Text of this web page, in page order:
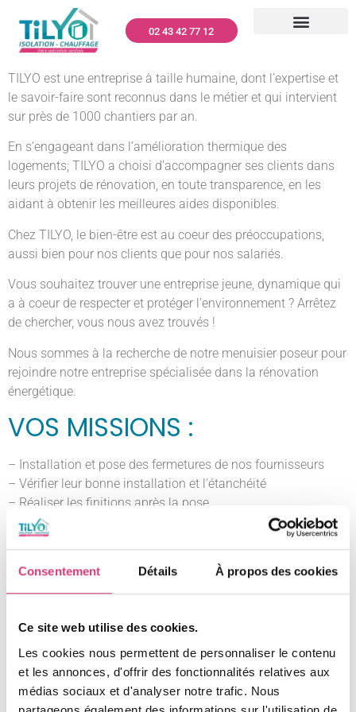
Consentement Détails À propos des cookies
Ce site web utilise des cookies.
Les cookies nous permettent de personnaliser le contenu
et les annonces, d'offrir des fonctionnalités relatives aux
médias sociaux et d'analyser notre trafic. Nous
02 43 42 77 12
TILYO est une entreprise à taille humaine, dont l’expertise et
le savoir-faire sont reconnus dans le métier et qui intervient
sur près de 1000 chantiers par an.
En s’engageant dans l’amélioration thermique des
logements; TILYO a choisi d’accompagner ses clients dans
leurs projets de rénovation, en toute transparence, en les
aidant à obtenir les meilleures aides disponibles.
Chez TILYO, le bien-être est au coeur des préoccupations,
aussi bien pour nos clients que pour nos salariés.
Vous souhaitez trouver une entreprise jeune, dynamique qui
a à coeur de respecter et protéger l’environnement ? Arrêtez
de chercher, vous nous avez trouvés !
Nous sommes à la recherche de notre menuisier poseur pour
rejoindre notre entreprise spécialisée dans la rénovation
énergétique.
VOS MISSIONS :
– Installation et pose des fermetures de nos fournisseurs
– Vérifier leur bonne installation et l’étanchéité
– Réaliser les finitions après la pose
Les avantages :
– Rémunération : selon profil
– Pas de déplacement sur la semaine
– Un poste en CDI – Statut Ouvrier (CC bâtiment)
– Véhicule et outils récents
– Indemnités trajets + panier repas
– Activités extérieures de cohésion de groupe (exemples :
Karting, Laser Game…)
– Et une super expérience dans une équipe bienveillante